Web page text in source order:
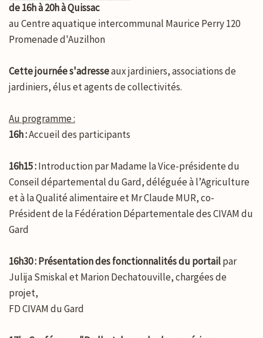
de 16h à 20h à Quissac
au Centre aquatique intercommunal Maurice Perry 120
Promenade d'Auzilhon
Cette journée s'adresseaux jardiniers, associations de
jardiniers, élus et agents de collectivités.
Au programme :
16h :Accueil des participants
16h15 :Introduction par Madame la Vice-présidente du
Conseil départemental du Gard, déléguée à l’Agriculture
et à la Qualité alimentaire et Mr Claude MUR, co-
Président de la Fédération Départementale des CIVAM du
Gard
16h30 :Présentation des fonctionnalités du portailpar
Julija Smiskal et Marion Dechatouville, chargées de
projet,
FD CIVAM du Gard